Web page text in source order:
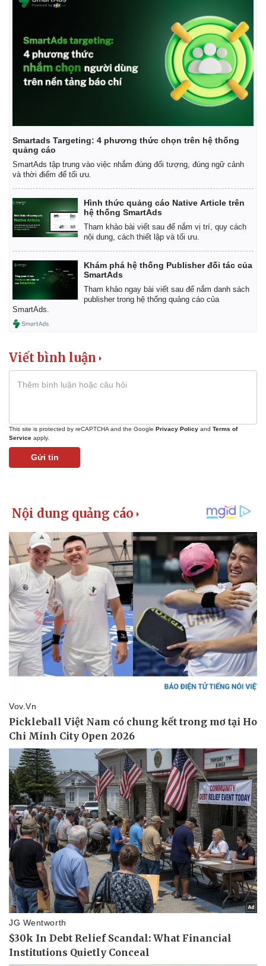
Kinh tế
Bất động sản
Khởi nghiệp
Thị trường
Giá vàng
Tiêu dùng
Tỷ giá
Chứng khoán
Giá cà phê
Smartads Targeting: 4 phương thức chọn trên hệ thống
quảng cáo
SmartAds tập trung vào việc nhắm đúng đối tượng, đúng ngữ cảnh
và thời điểm để tối ưu.
Hình thức quảng cáo Native Article trên
hệ thống SmartAds
Tham khảo bài viết sau để nắm vị trí, quy cách
nội dung, cách thiết lập và tối ưu.
Khám phá hệ thống Publisher đối tác của
SmartAds
Tham khảo ngay bài viết sau để nắm danh sách
publisher trong hệ thống quảng cáo của
SmartAds.
Viết bình luận
This site is protected by reCAPTCHA and the Google Privacy Policy and Terms of
Service apply.
Gửi tin